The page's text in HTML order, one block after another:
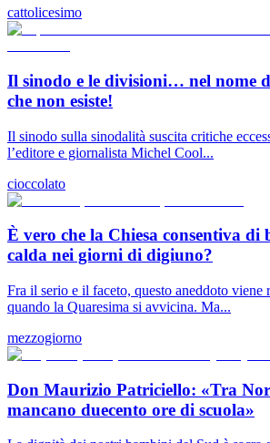
cattolicesimo
Il sinodo e le divisioni… nel nome
che non esiste!
Il sinodo sulla sinodalità suscita critiche
l’editore e giornalista Michel Cool...
cioccolato
È vero che la Chiesa consentiva di
calda nei giorni di digiuno?
Fra il serio e il faceto, questo aneddoto viene
quando la Quaresima si avvicina. Ma...
mezzogiorno
Don Maurizio Patriciello: «Tra
mancano duecento ore di scuola»